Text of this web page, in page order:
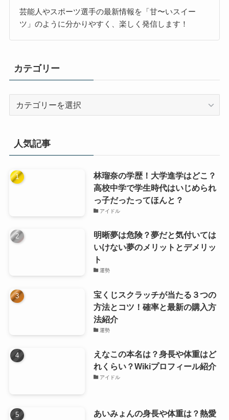
芸能人やスポーツ選手の最新情報を「甘〜いスイー
ツ」のように分かりやすく、楽しく発信します！
カテゴリー
ー
人気記事
林瑠奈の学歴！大学進学はどこ？
高校中学で学生時代はいじめられ
っ子だったってほんと？
アイドル
明晰夢は危険？夢だと気付いては
いけない夢のメリットとデメリッ
ト
運勢
宝くじスクラッチが当たる３つの
方法とコツ！確率と最新の購入方
法紹介
運勢
えなこの本名は？身長や体重はど
れくらい？Wikiプロフィール紹介
アイドル
あいみょんの身長や体重は？熱愛